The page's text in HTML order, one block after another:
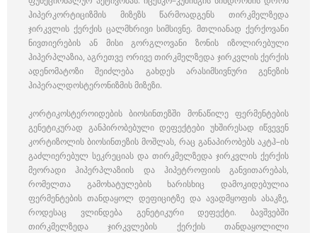
ჰიპერკორტიციზმის მიზეზს წარმოადგენს თირკმელზედა
ჯირკვლის ქერქის ცალმხრივი სიმსივნე. მთლიანად ქერქოვანი
ნივთიერების ან მისი გორგლოვანი ზონის იზოლირებული
ჰიპერპლაზია, აგრეთვე ორივე თირკმელზედა ჯირკვლის ქერქის
ადენომატოზი შეიძლება გახდეს არასიმსივნური გენეზის
ჰიპერალდოსტერონიზმის მიზეზი.
კორტიკოსტეროიდების ბიოსინთეზში მონაწილე ფერმენტების
გენეტიკურად განპირობებული დეფექტები უხშირესად იწვევენ
კორტიზოლის ბიოსინთეზის მოშლას, რაც განაპირობებს აკტჰ–ის
გაძლიერებულ სეკრეციას და თირკმელზედა ჯირკვლის ქერქის
მეორადი ჰიპერპლაზიის და ჰიპეტროფიის განვითარებას,
რომელთა გამოხატულების ხარისხიც დამოკიდებულია
ფერმენტების თანდაყოლ დეფიციტზე და ავადმყოფის ასაკზე,
როდესაც ვლინდება გენეტიკური დეფექტი. ბავშვებში
თირკმელზედა ჯირკვლების ქერქის თანდაყოლილი